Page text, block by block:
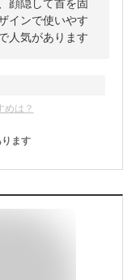
顔隠して首を固
インで使いやす
人気があります
めは？
ます